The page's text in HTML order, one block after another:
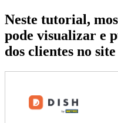
Neste tutorial,
pode visualizar e
dos clientes no